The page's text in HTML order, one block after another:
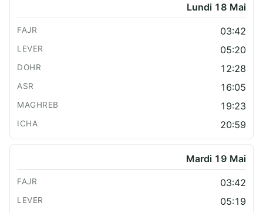
Lundi 18 Mai
03:42
05:20
12:28
16:05
19:23
20:59
Mardi 19 Mai
03:42
05:19